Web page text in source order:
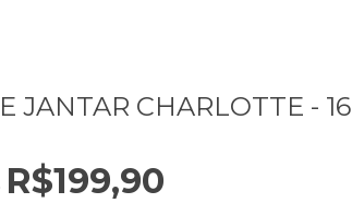
JANTAR CHARLOTTE - 16
R$199,90